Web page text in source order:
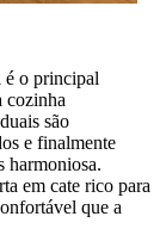
é o principal
cozinha
são
e finalmente
harmoniosa.
em cate rico para
que a